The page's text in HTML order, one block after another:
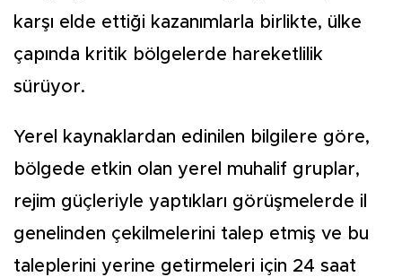
karşı elde ettiği kazanımlarla birlikte, ülke
çapında kritik bölgelerde hareketlilik
sürüyor.
Yerel kaynaklardan edinilen bilgilere göre,
bölgede etkin olan yerel muhalif gruplar,
rejim güçleriyle yaptıkları görüşmelerde il
genelinden çekilmelerini talep etmiş ve bu
taleplerini yerine getirmeleri için 24 saat